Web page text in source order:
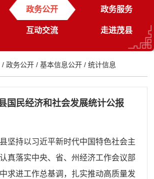
政务公开 政务服务
互动交流 走进茂县
/政务公开 /基本信息公开 /统计信息
国民经济和社会发展统计公报
坚持以习近平新时代中国特色社会主
真落实中央、省、州经济工作会议部
求进工作总基调，扎实推动高质量发